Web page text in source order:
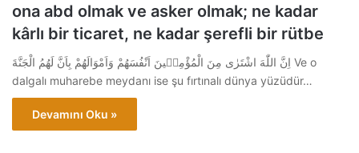
ona abd olmak ve asker olmak; ne kadar
kârlı bir ticaret, ne kadar şerefli bir rütbe
اِنَّ اللّٰهَ اشْتَرٰى مِنَ الْمُؤْمِنٖينَ اَنْفُسَهُمْ وَاَمْوَالَهُمْ بِاَنَّ لَهُمُ الْجَنَّةَ Ve o
dalgalı muharebe meydanı ise şu fırtınalı dünya yüzüdür…
Devamını Oku »